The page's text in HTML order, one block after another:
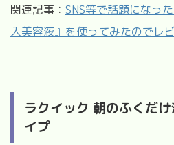
関連記事： SNS等で話題になっ
入美容液』を使ってみたのでレ
ラクイック 朝のふくだ
イプ